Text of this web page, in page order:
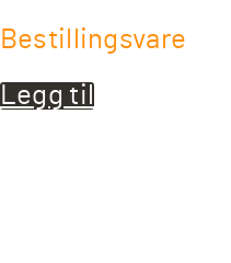
Bestillingsvare
Legg til